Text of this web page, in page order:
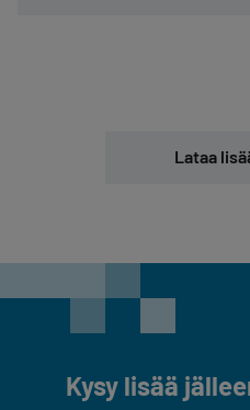
Lataa
Kysy lisää